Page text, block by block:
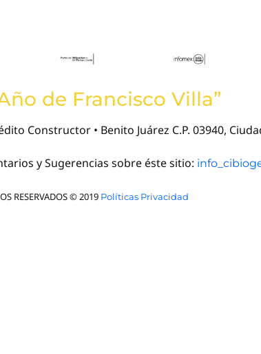
de Francisco Villa”
Constructor • Benito Juárez C.P. 03940,
y Sugerencias sobre éste sitio:
RESERVADOS © 2019 Políticas Privacidad